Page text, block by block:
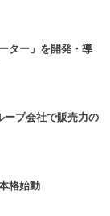
ター」を開発・導
ープ会社で販売力の
格始動